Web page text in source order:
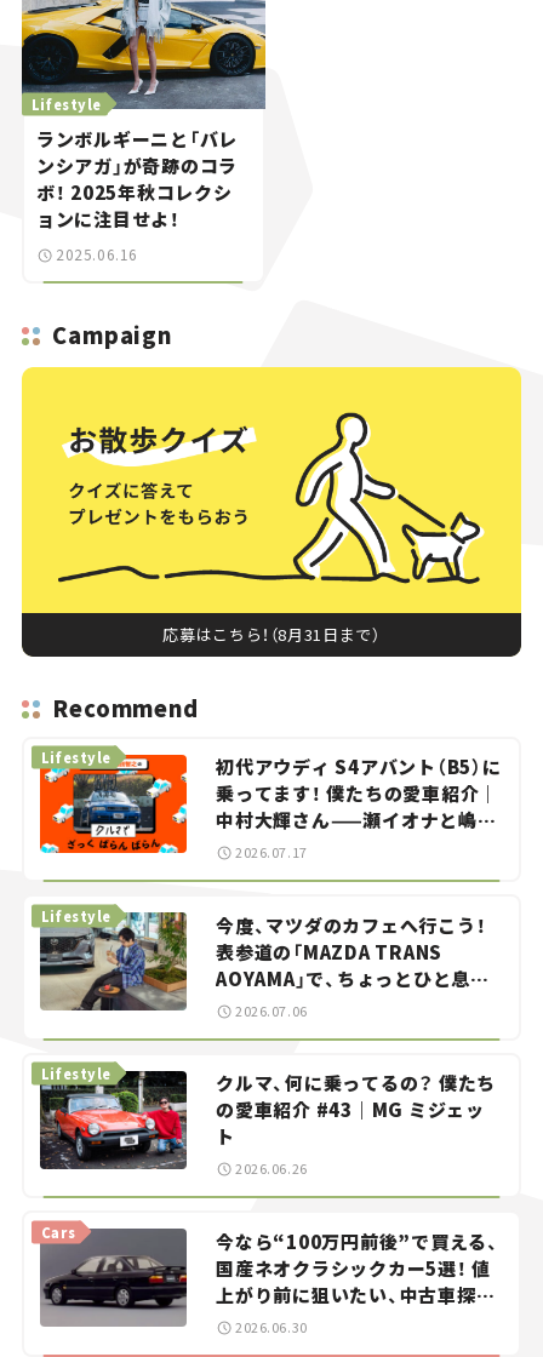
Lifestyle
ランボルギーニと「バレ
ンシアガ」が奇跡のコラ
ボ！ 2025年秋コレクシ
ョンに注目せよ！
2025.06.16
Campaign
応募はこちら！（8月31日まで）
Recommend
初代アウディ S4アバント（B5）に
乗ってます！ 僕たちの愛車紹介｜
中村大輝さん——瀬イオナと嶋田
智之の「クルマでざっくばらんば
Lifestyle
2026.07.17
今度、マツダのカフェへ行こう！
表参道の「MAZDA TRANS
AOYAMA」で、ちょっとひと息。
——連載｜CCGとクルマでどうす
Lifestyle
2026.07.06
クルマ、何に乗ってるの？ 僕たち
の愛車紹介 #43｜MG ミジェッ
ト
Lifestyle
2026.06.26
今なら“100万円前後”で買える、
国産ネオクラシックカー5選！ 値
上がり前に狙いたい、中古車探し
をお手伝い――ちょっとイケてるマ
Cars
2026.06.30